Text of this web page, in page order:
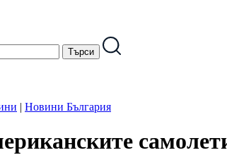
| Новини България